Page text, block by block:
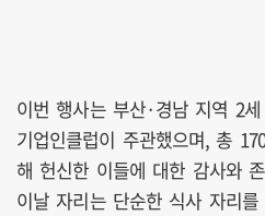
이번 행사는 부산·경남 지역 2
기업인클럽이 주관했으며, 총
해 헌신한 이들에 대한 감사와
이날 자리는 단순한 식사 자리